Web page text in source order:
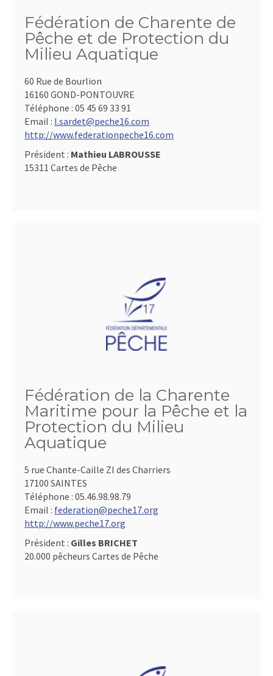
Fédération de Charente de
Pêche et de Protection du
Milieu Aquatique
60 Rue de Bourlion
16160 GOND-PONTOUVRE
Téléphone : 05 45 69 33 91
Email : l.sardet@peche16.com
http://www.federationpeche16.com
Président : Mathieu LABROUSSE
15311 Cartes de Pêche
Fédération de la Charente
Maritime pour la Pêche et la
Protection du Milieu
Aquatique
5 rue Chante-Caille ZI des Charriers
17100 SAINTES
Téléphone : 05.46.98.98.79
Email : federation@peche17.org
http://www.peche17.org
Président : Gilles BRICHET
20.000 pêcheurs Cartes de Pêche